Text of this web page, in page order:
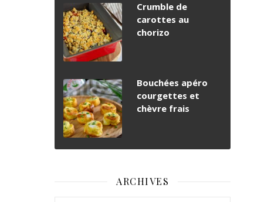
Crumble de
carottes au
chorizo
Bouchées apéro
courgettes et
chèvre frais
ARCHIVES